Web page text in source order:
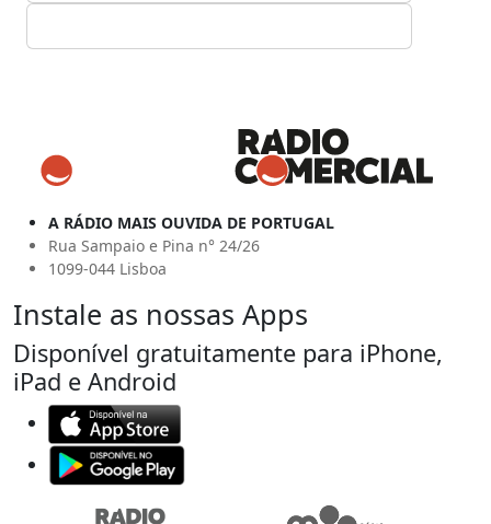
A RÁDIO MAIS OUVIDA DE PORTUGAL
Rua Sampaio e Pina n° 24/26
1099-044 Lisboa
Instale as nossas Apps
Disponível gratuitamente para iPhone,
iPad e Android